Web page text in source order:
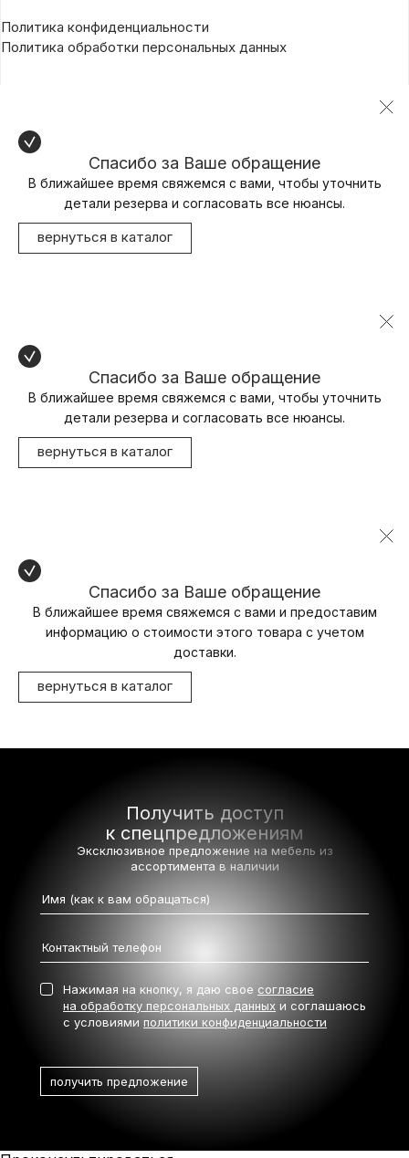
Политика конфиденциальности
Политика обработки персональных данных
Спасибо за Ваше обращение
В ближайшее время свяжемся с вами, чтобы уточнить
детали резерва и согласовать все нюансы.
вернуться в каталог
Спасибо за Ваше обращение
В ближайшее время свяжемся с вами, чтобы уточнить
детали резерва и согласовать все нюансы.
вернуться в каталог
Спасибо за Ваше обращение
В ближайшее время свяжемся с вами и предоставим
информацию о стоимости этого товара с учетом
доставки.
вернуться в каталог
Получить доступ
к спецпредложениям
Эксклюзивное предложение на мебель из
ассортимента в наличии
Нажимая на кнопку, я даю свое согласие
на обработку персональных данных и соглашаюсь
с условиями политики конфиденциальности